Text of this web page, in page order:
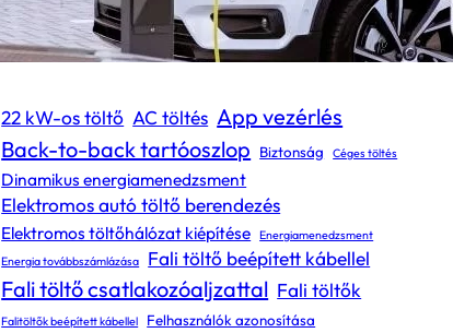
Címkék
22 kW-os töltő AC töltés App vezérlés
Back-to-back tartóoszlop
Biztonság Céges töltés
Dinamikus energiamenedzsment
Elektromos autó töltő berendezés
Elektromos töltőhálózat kiépítése Energiamenedzsment
Energia továbbszámlázása
Fali töltő beépített kábellel
Fali töltő csatlakozóaljzattal Fali töltők
Falitöltők beépített kábellel Felhasználók azonosítása